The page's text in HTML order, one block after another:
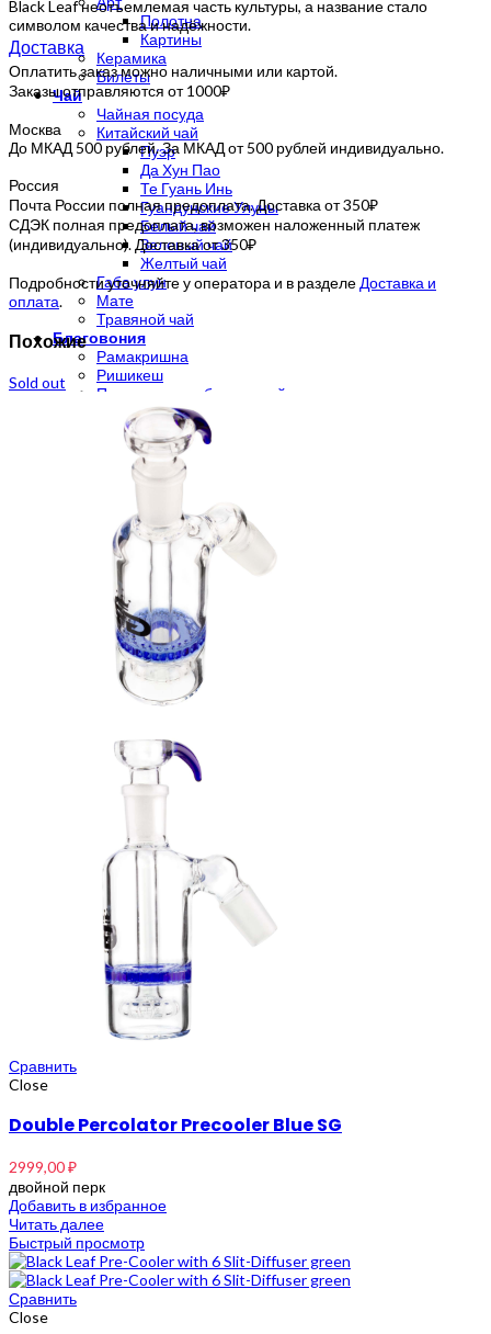
Полотна
Картины
Керамика
Билеты
Чай
Чайная посуда
Китайский чай
Пуэр
Да Хун Пао
Те Гуань Инь
Гуандунские Улуны
Белый чай
Зеленый чай
Желтый чай
Габа улун
Мате
Травяной чай
Благовония
Рамакришна
Ришикеш
Подставка для благовоний
CrazyBong
Доставка и оплата
Black Leaf неотъемлемая часть культуры, а название стало
символом качества и надёжности.
Доставка
Оплатить заказ можно наличными или картой.
Заказы отправляются от 1000₽
Москва
До МКАД 500 рублей. За МКАД от 500 рублей индивидуально.
Россия
Почта России полная предоплата. Доставка от 350₽
СДЭК полная предоплата, возможен наложенный платеж
(индивидуально). Доставка от 350₽
Подробности уточняйте у оператора и в разделе Доставка и
оплата.
Похожие
Sold out
Сравнить
Close
Double Percolator Precooler Blue SG
2999,00₽
двойной перк
Добавить в избранное
Читать далее
Быстрый просмотр
Сравнить
Close